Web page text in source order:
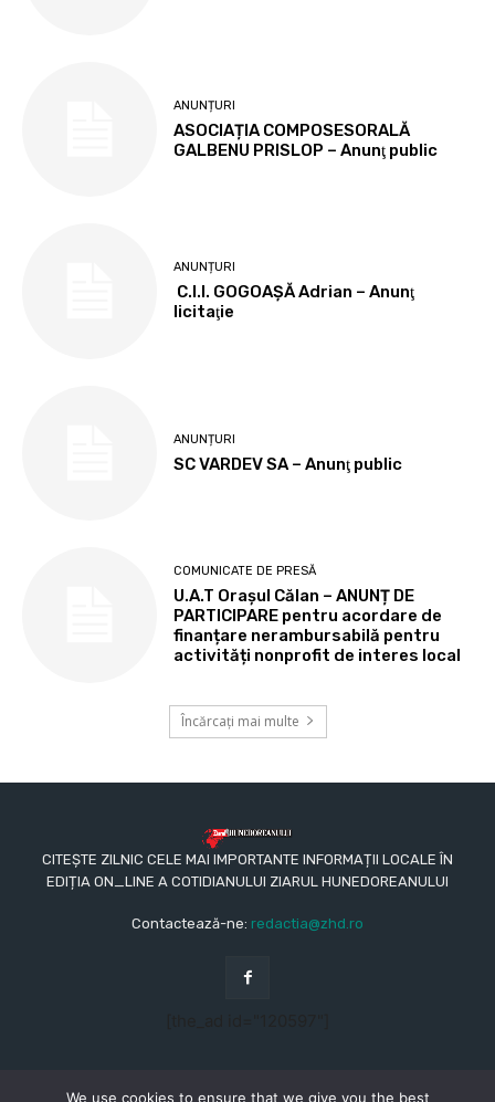
ANUNȚURI
ASOCIAȚIA COMPOSESORALĂ
GALBENU PRISLOP – Anunţ public
ANUNȚURI
C.I.I. GOGOAŞĂ Adrian – Anunţ
licitaţie
ANUNȚURI
SC VARDEV SA – Anunţ public
COMUNICATE DE PRESĂ
U.A.T Orașul Călan – ANUNȚ DE
PARTICIPARE pentru acordare de
finanțare nerambursabilă pentru
activități nonprofit de interes local
Încărcați mai multe
CITEȘTE ZILNIC CELE MAI IMPORTANTE INFORMAȚII LOCALE ÎN
EDIȚIA ON_LINE A COTIDIANULUI ZIARUL HUNEDOREANULUI
Contactează-ne: redactia@zhd.ro
We use cookies to ensure that we give you the best